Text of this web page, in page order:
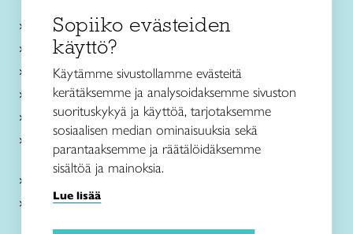
Käsityökurssit ja koulutus
Ajankohtaista
Käsityöohjeet
Me olemme Taito
Paikallinen toiminta
Verkkokaupat
Kirjaudu Arviin
Kirjaudu Taitocampukseen
Sopiiko evästeiden
käyttö?
Käytämme sivustollamme evästeitä
kerätäksemme ja analysoidaksemme sivuston
suorituskykyä ja käyttöä, tarjotaksemme
sosiaalisen median ominaisuuksia sekä
parantaaksemme ja räätälöidäksemme
sisältöä ja mainoksia.
Lue lisää